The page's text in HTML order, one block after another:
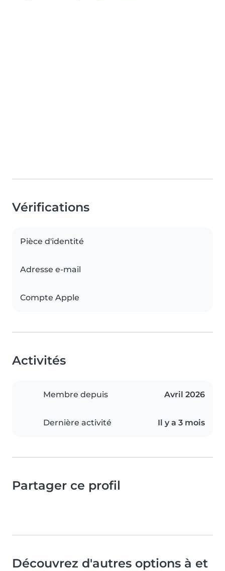
Vérifications
Pièce d'identité
Adresse e-mail
Compte Apple
Activités
Membre depuis Avril 2026
Dernière activité Il y a 3 mois
Partager ce profil
Découvrez d'autres options à et